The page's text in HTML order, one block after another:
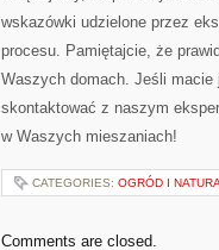
wskazówki‌ udzielone przez
procesu. Pamiętajcie, że
Waszych domach. Jeśli
skontaktować z naszym
w Waszych mieszaniach!
CATEGORIES: OGRÓD I NATURA
Comments are closed.